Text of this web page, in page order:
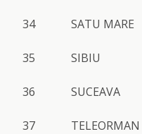
34 SATU MARE
35 SIBIU
36 SUCEAVA
37 TELEORMAN